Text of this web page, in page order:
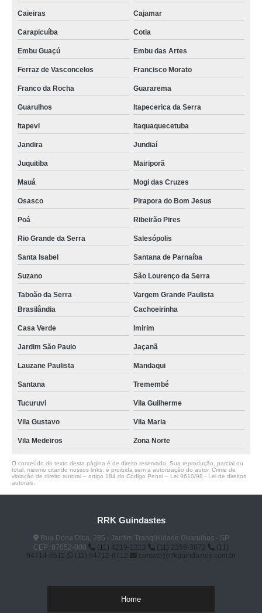
Caieiras Cajamar
Carapicuíba Cotia
Embu Guaçú Embu das Artes
Ferraz de Vasconcelos Francisco Morato
Franco da Rocha Guararema
Guarulhos Itapecerica da Serra
Itapevi Itaquaquecetuba
Jandira Jundiaí
Juquitiba Mairiporã
Mauá Mogi das Cruzes
Osasco Pirapora do Bom Jesus
Poá Ribeirão Pires
Rio Grande da Serra Salesópolis
Santa Isabel Santana de Parnaíba
Suzano São Lourenço da Serra
Taboão da Serra
Vargem Grande Paulista
Brasilândia
Cachoeirinha
Casa Verde Imirim
Jardim São Paulo Jaçanã
Lauzane Paulista Mandaqui
Santana Tremembé
Tucuruvi Vila Guilherme
Vila Gustavo Vila Maria
Vila Medeiros Zona Norte
O conteúdo do texto desta página é de direito reservado. Sua reprodução, parcial ou
total, mesmo citando nossos links, é proibida sem a autorização do autor. Crime de
violação de direito autoral – artigo 184 do Código Penal – Lei 9610/98 - Lei de direitos
autorais.
RRK Guindastes
Rua Dona Dica, 285 - Jardim Tranqüilidade Guarulhos - SP
CEP: 07052-000
(11) 4219-1313 (11) 2358-3872
(11)
94714-8511
(11) 94712-8712 contato@rrkguindastes.com.br
Home